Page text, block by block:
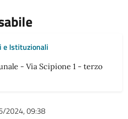
e Istituzionali
- Via Scipione 1 - terzo
2024, 09:38